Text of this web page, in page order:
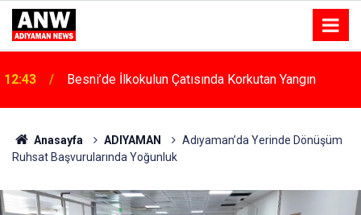
12:43 Besni’de İlkokulun Çatısında Korkutan Yangın
Anasayfa ADIYAMAN
Adıyaman’da Yerinde Dönüşüm
Ruhsat Başvurularında Yoğunluk